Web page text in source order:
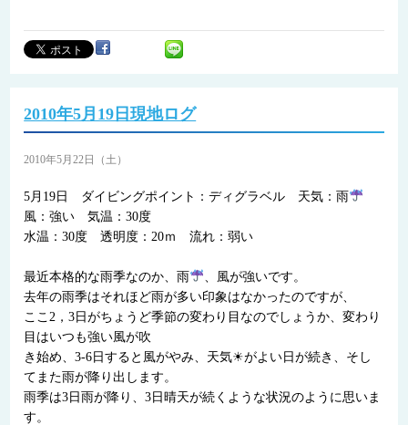
2010年5月19日現地ログ
2010年5月22日（土）
5月19日 ダイビングポイント：ディグラベル 天気：雨
風：強い 気温：30度
水温：30度 透明度：20ｍ 流れ：弱い
最近本格的な雨季なのか、雨
、風が強いです。
去年の雨季はそれほど雨が多い印象はなかったのですが、
ここ2，3日がちょうど季節の変わり目なのでしょうか、変わり
目はいつも強い風が吹
き始め、3-6日すると風がやみ、天気☀がよい日が続き、そし
てまた雨が降り出します。
雨季は3日雨が降り、3日晴天が続くような状況のように思いま
す。